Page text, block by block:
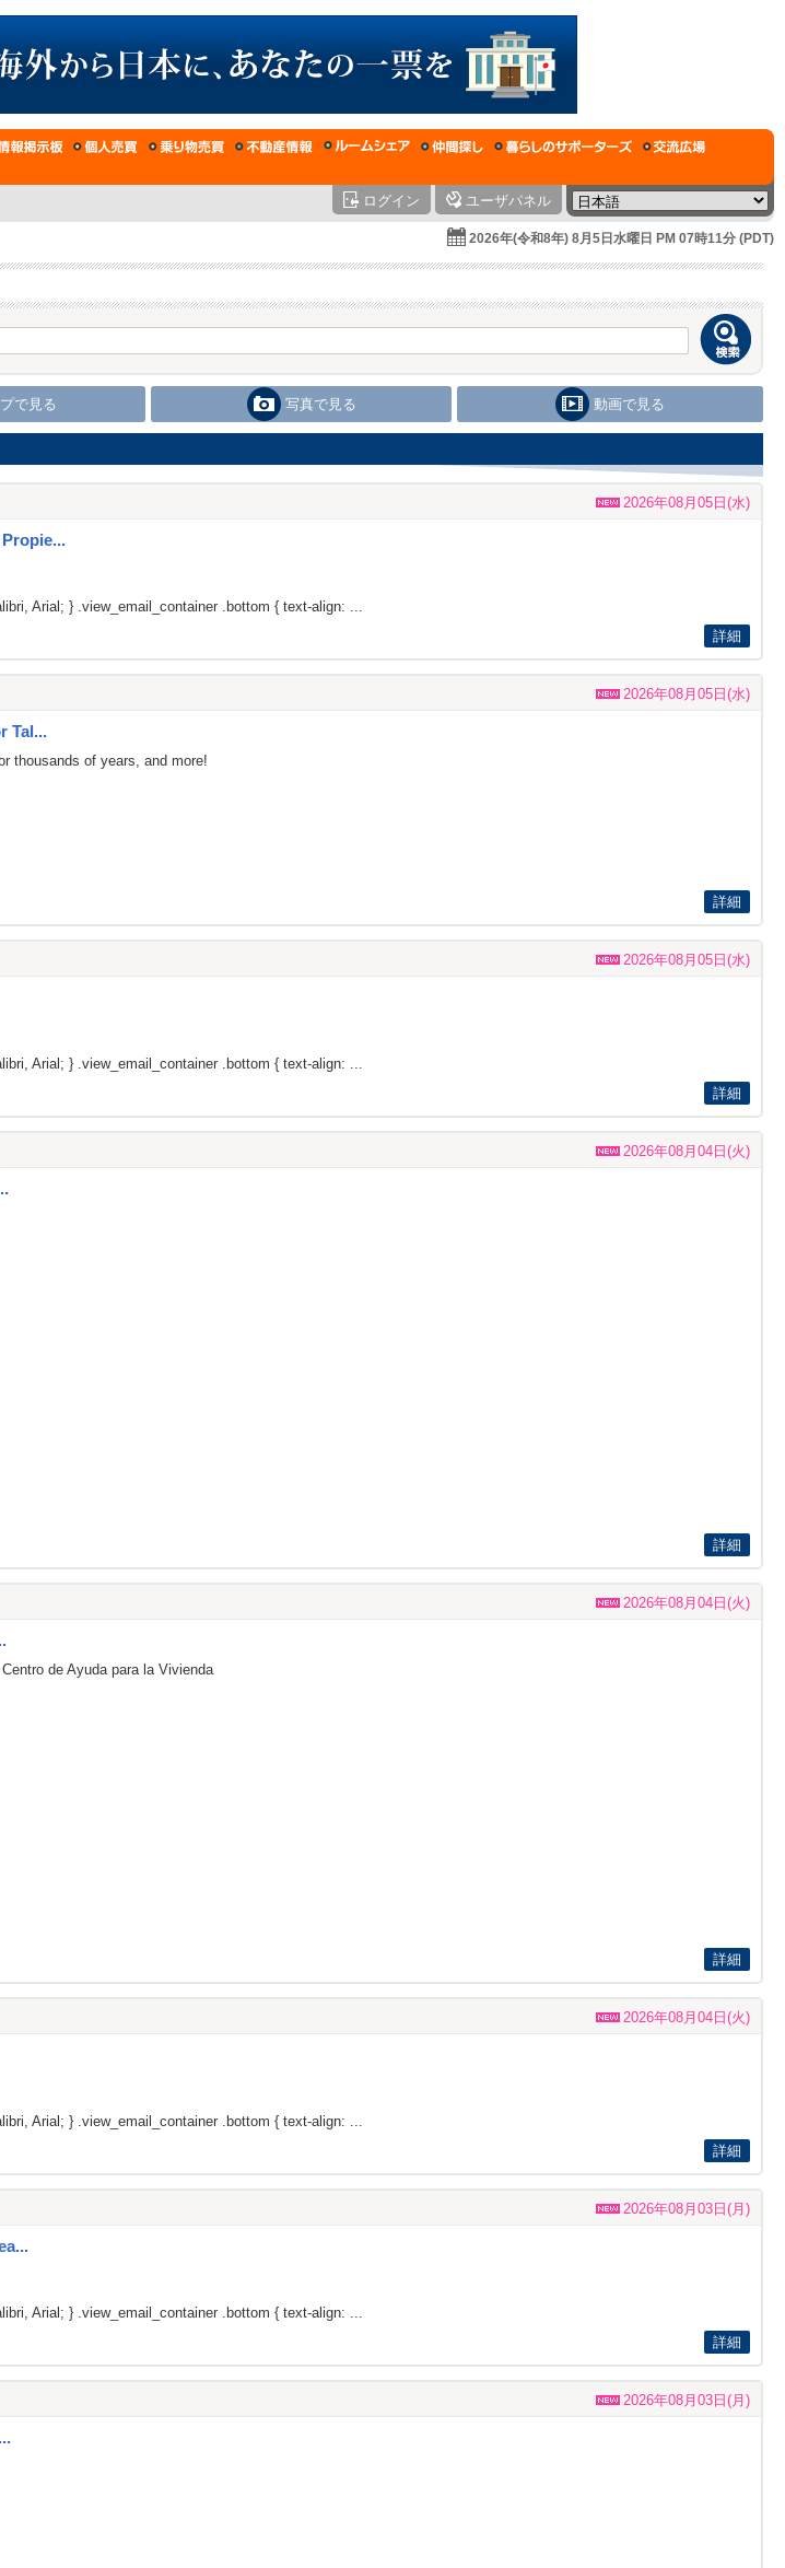
ログイン ユーザパネル
2026年(令和8年) 8月5日水曜日 PM 07時11分 (PDT)
で見る 写真で見る 動画で見る
2026年08月05日(水)
Arial; } .view_email_container .bottom { text-align: ...
詳細
2026年08月05日(水)
Tal...
thousands of years, and more!
詳細
2026年08月05日(水)
Arial; } .view_email_container .bottom { text-align: ...
詳細
2026年08月04日(火)
詳細
2026年08月04日(火)
de Ayuda para la Vivienda
詳細
2026年08月04日(火)
Arial; } .view_email_container .bottom { text-align: ...
詳細
2026年08月03日(月)
Arial; } .view_email_container .bottom { text-align: ...
詳細
2026年08月03日(月)